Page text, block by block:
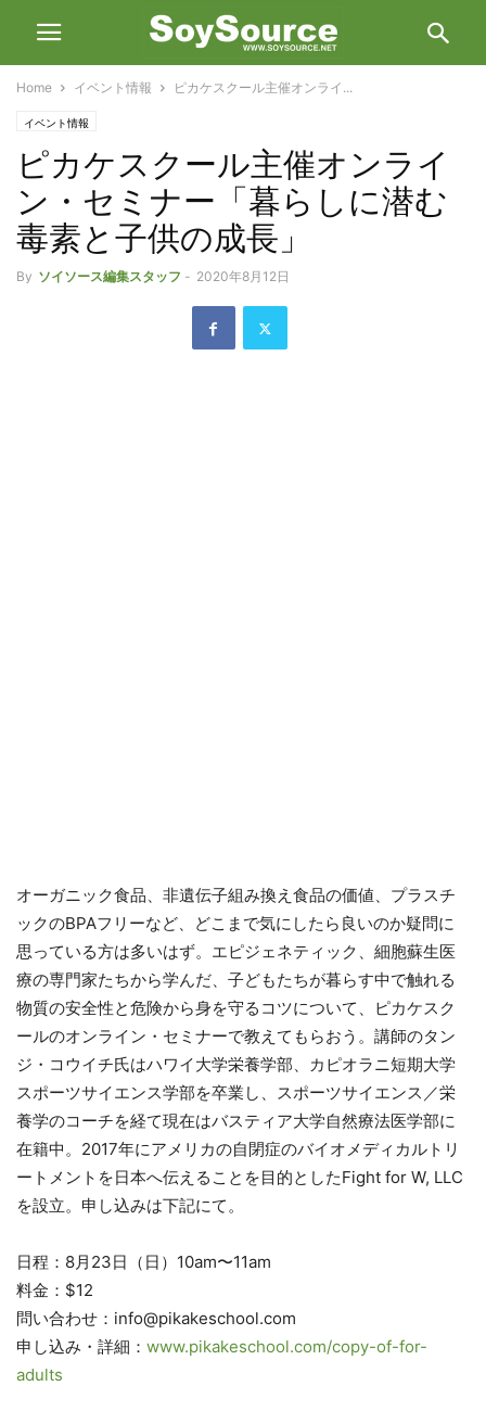
Home イベント情報 ピカケスクール主催オンライ...
イベント情報
ピカケスクール主催オンライ
ン・セミナー「暮らしに潜む
毒素と子供の成長」
By ソイソース編集スタッフ - 2020年8月12日
オーガニック食品、非遺伝子組み換え食品の価値、プラスチ
ックのBPAフリーなど、どこまで気にしたら良いのか疑問に
思っている方は多いはず。エピジェネティック、細胞蘇生医
療の専門家たちから学んだ、子どもたちが暮らす中で触れる
物質の安全性と危険から身を守るコツについて、ピカケスク
ールのオンライン・セミナーで教えてもらおう。講師のタン
ジ・コウイチ氏はハワイ大学栄養学部、カピオラニ短期大学
スポーツサイエンス学部を卒業し、スポーツサイエンス／栄
養学のコーチを経て現在はバスティア大学自然療法医学部に
在籍中。2017年にアメリカの自閉症のバイオメディカルトリ
ートメントを日本へ伝えることを目的としたFight for W, LLC
を設立。申し込みは下記にて。
日程：8月23日（日）10am〜11am
料金：$12
問い合わせ：info@pikakeschool.com
申し込み・詳細： www.pikakeschool.com/copy-of-for-
adults